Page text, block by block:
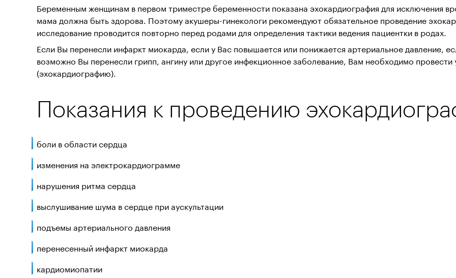
Беременным женщинам в первом триместре беременности показана эхокардиография для исключения
мама должна быть здорова. Поэтому акушеры-гинекологи рекомендуют обязательное проведение
исследование проводится повторно перед родами для определения тактики ведения пациентки в родах.
Если Вы перенесли инфаркт миокарда, если у Вас повышается или понижается артериальное давление,
возможно Вы перенесли грипп, ангину или другое инфекционное заболевание, Вам необходимо провести
(эхокардиографию).
Показания к проведению
боли в области сердца
изменения на электрокардиограмме
нарушения ритма сердца
выслушивание шума в сердце при аускультации
подъемы артериального давления
перенесенный инфаркт миокарда
кардиомиопатии